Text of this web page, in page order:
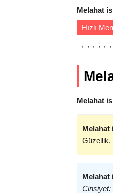
Melahat
Hızlı
Melahat
Melahat
Güzellik,
Melahat
Cinsiyet: